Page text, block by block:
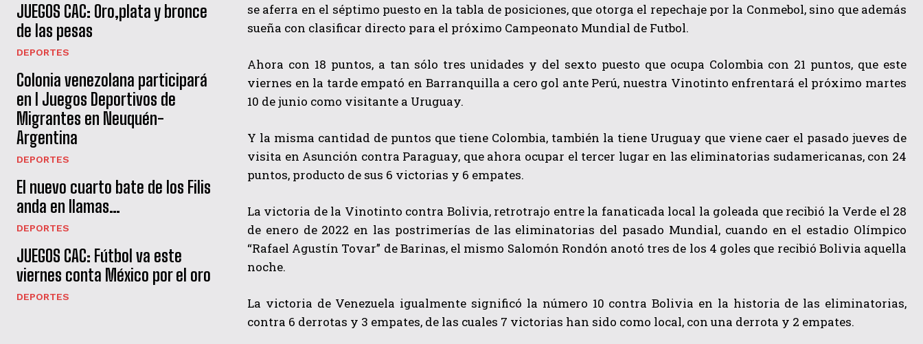
JUEGOS CAC: Oro,plata y bronce
de las pesas
DEPORTES
Colonia venezolana participará
en I Juegos Deportivos de
Migrantes en Neuquén-
Argentina
DEPORTES
El nuevo cuarto bate de los Filis
anda en llamas…
DEPORTES
JUEGOS CAC: Fútbol va este
viernes conta México por el oro
DEPORTES
se aferra en el séptimo puesto en la tabla de posiciones, que otorga el repechaje por la Conmebol, sino que además
sueña con clasificar directo para el próximo Campeonato Mundial de Futbol.
Ahora con 18 puntos, a tan sólo tres unidades y del sexto puesto que ocupa Colombia con 21 puntos, que este
viernes en la tarde empató en Barranquilla a cero gol ante Perú, nuestra Vinotinto enfrentará el próximo martes
10 de junio como visitante a Uruguay.
Y la misma cantidad de puntos que tiene Colombia, también la tiene Uruguay que viene caer el pasado jueves de
visita en Asunción contra Paraguay, que ahora ocupar el tercer lugar en las eliminatorias sudamericanas, con 24
puntos, producto de sus 6 victorias y 6 empates.
La victoria de la Vinotinto contra Bolivia, retrotrajo entre la fanaticada local la goleada que recibió la Verde el 28
de enero de 2022 en las postrimerías de las eliminatorias del pasado Mundial, cuando en el estadio Olímpico
“Rafael Agustín Tovar” de Barinas, el mismo Salomón Rondón anotó tres de los 4 goles que recibió Bolivia aquella
noche.
La victoria de Venezuela igualmente significó la número 10 contra Bolivia en la historia de las eliminatorias,
contra 6 derrotas y 3 empates, de las cuales 7 victorias han sido como local, con una derrota y 2 empates.